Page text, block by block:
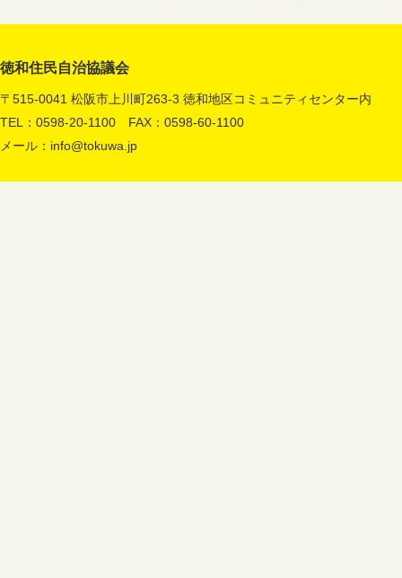
徳和住民自治協議会
〒515-0041 松阪市上川町263-3 徳和地区コミュニティセンター内
TEL：0598-20-1100 FAX：0598-60-1100
メール： info@tokuwa.jp